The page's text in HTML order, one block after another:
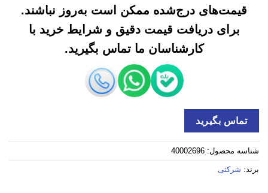
قیمت‌های درج‌شده ممکن است به‌روز نباشند.
برای دریافت قیمت دقیق و شرایط خرید با
کارشناسان ما تماس بگیرید.
تماس بگیرید
شناسه محصول: 40002696
برند: شرکتی